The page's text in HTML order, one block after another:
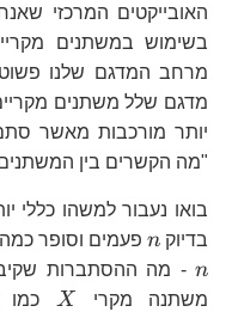
האובייקטים המרכזי
בשימוש במשתנים
מרחב המדגם שלנו
מדגם שלל משתנים
יותר מורכבות מאשר
"מה הקשרים בין
בואו נעבור למשהו כללי
בדיוק n פעמים וסופר
n- מה ההסתברות
משתנה מקרי
X כמו